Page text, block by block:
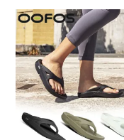
SALE(セール)
BananaGO
メンズ